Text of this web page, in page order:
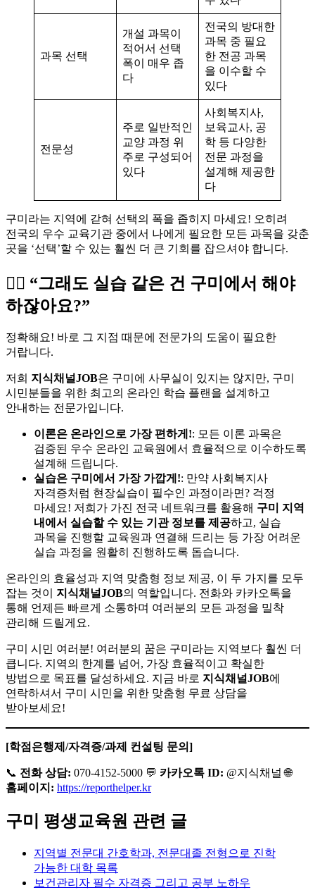
과목 선택
개설 과목이
적어서 선택
폭이 매우 좁
다
전국의 방대한
과목 중 필요
한 전공 과목
을 이수할 수
있다
전문성
주로 일반적인
교양 과정 위
주로 구성되어
있다
사회복지사,
보육교사, 공
학 등 다양한
전문 과정을
설계해 제공한
다
구미라는 지역에 갇혀 선택의 폭을 좁히지 마세요! 오히려
전국의 우수 교육기관 중에서 나에게 필요한 모든 과목을 갖춘
곳을 ‘선택’할 수 있는 훨씬 더 큰 기회를 잡으셔야 합니다.
🙋‍♀️ “그래도 실습 같은 건 구미에서 해야
하잖아요?”
정확해요! 바로 그 지점 때문에 전문가의 도움이 필요한
거랍니다.
저희 지식채널JOB은 구미에 사무실이 있지는 않지만, 구미
시민분들을 위한 최고의 온라인 학습 플랜을 설계하고
안내하는 전문가입니다.
이론은 온라인으로 가장 편하게!: 모든 이론 과목은
검증된 우수 온라인 교육원에서 효율적으로 이수하도록
설계해 드립니다.
실습은 구미에서 가장 가깝게!: 만약 사회복지사
자격증처럼 현장실습이 필수인 과정이라면? 걱정
마세요! 저희가 가진 전국 네트워크를 활용해 구미 지역
내에서 실습할 수 있는 기관 정보를 제공하고, 실습
과목을 진행할 교육원과 연결해 드리는 등 가장 어려운
실습 과정을 원활히 진행하도록 돕습니다.
온라인의 효율성과 지역 맞춤형 정보 제공, 이 두 가지를 모두
잡는 것이 지식채널JOB의 역할입니다. 전화와 카카오톡을
통해 언제든 빠르게 소통하며 여러분의 모든 과정을 밀착
관리해 드릴게요.
구미 시민 여러분! 여러분의 꿈은 구미라는 지역보다 훨씬 더
큽니다. 지역의 한계를 넘어, 가장 효율적이고 확실한
방법으로 목표를 달성하세요. 지금 바로 지식채널JOB에
연락하셔서 구미 시민을 위한 맞춤형 무료 상담을
받아보세요!
[학점은행제/자격증/과제 컨설팅 문의]
📞 전화 상담: 070-4152-5000 💬 카카오톡 ID: @지식채널 🌐
홈페이지: https://reporthelper.kr
구미 평생교육원 관련 글
지역별 전문대 간호학과, 전문대졸 전형으로 진학
가능한 대학 목록
보건관리자 필수 자격증 그리고 공부 노하우